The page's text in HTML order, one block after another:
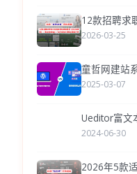
12款招聘求
2026-03-25
童哲网建站
2025-03-07
Ueditor富文
2024-06-30
2026年5款